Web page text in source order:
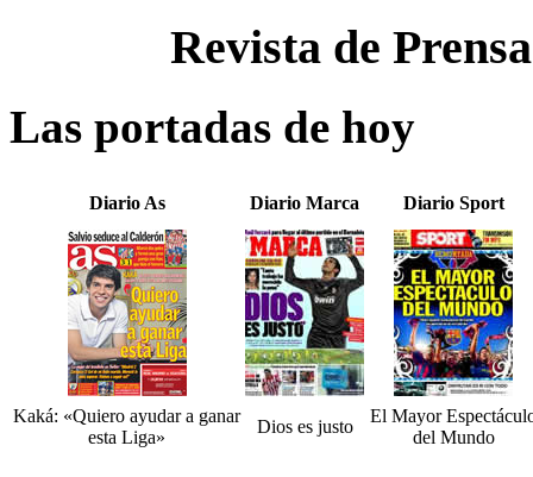
Revista de
Las portadas de hoy
Diario As Diario Marca Diario Sport
Kaká: «Quiero ayudar a ganar
esta Liga»
Dios es justo
El Mayor
del Mundo